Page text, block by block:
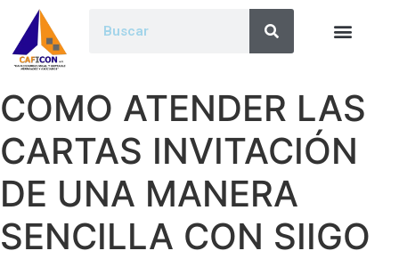
COMO ATENDER LAS
CARTAS INVITACIÓN
DE UNA MANERA
SENCILLA CON SIIGO